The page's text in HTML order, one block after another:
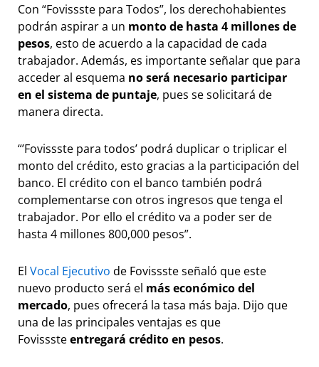
Con “Fovissste para Todos”, los derechohabientes
podrán aspirar a un monto de hasta 4 millones de
pesos, esto de acuerdo a la capacidad de cada
trabajador. Además, es importante señalar que para
acceder al esquema no será necesario participar
en el sistema de puntaje, pues se solicitará de
manera directa.
“’Fovissste para todos’ podrá duplicar o triplicar el
monto del crédito, esto gracias a la participación del
banco. El crédito con el banco también podrá
complementarse con otros ingresos que tenga el
trabajador. Por ello el crédito va a poder ser de
hasta 4 millones 800,000 pesos”.
El Vocal Ejecutivo de Fovissste señaló que este
nuevo producto será el más económico del
mercado, pues ofrecerá la tasa más baja. Dijo que
una de las principales ventajas es que
Fovisssteentregará crédito en pesos.